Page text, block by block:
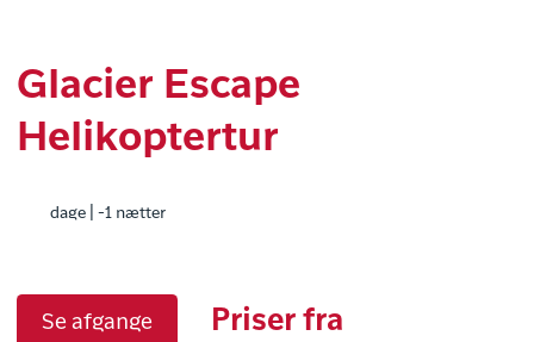
Glacier Escape
Helikoptertur
dage | -1 nætter
Se afgange Priser fra